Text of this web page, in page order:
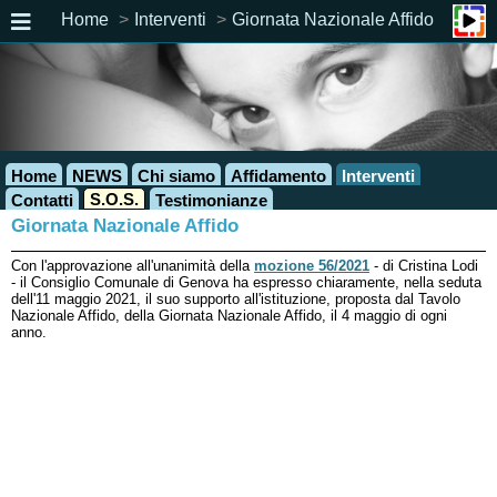
Home Interventi Giornata Nazionale Affido
Home NEWS Chi siamo Affidamento
Interventi
Contatti
S.O.S. Testimonianze
Giornata Nazionale Affido
Con l'approvazione all'unanimità della mozione 56/2021 - di Cristina Lodi
- il Consiglio Comunale di Genova ha espresso chiaramente, nella seduta
dell'11 maggio 2021, il suo supporto all'istituzione, proposta dal Tavolo
Nazionale Affido, della Giornata Nazionale Affido, il 4 maggio di ogni
anno.